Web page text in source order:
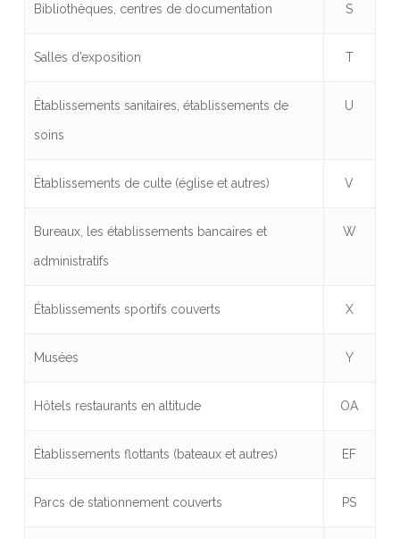
Bibliothèques, centres de documentation S
Salles d’exposition T
Établissements sanitaires, établissements de
soins
U
Établissements de culte (église et autres) V
Bureaux, les établissements bancaires et
administratifs
W
Établissements sportifs couverts X
Musées Y
Hôtels restaurants en altitude OA
Établissements flottants (bateaux et autres) EF
Parcs de stationnement couverts PS